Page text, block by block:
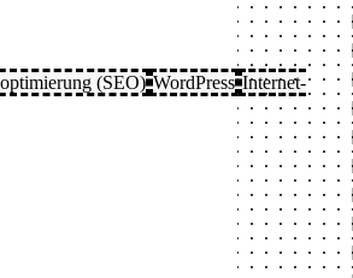
(SEO) WordPress Internet-